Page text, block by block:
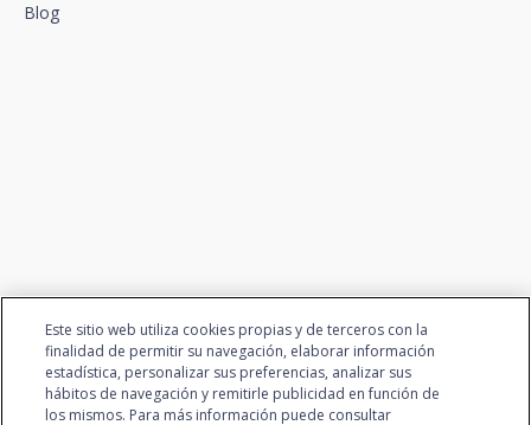
Blog
Este sitio web utiliza cookies propias y de terceros con la
finalidad de permitir su navegación, elaborar información
estadística, personalizar sus preferencias, analizar sus
hábitos de navegación y remitirle publicidad en función de
los mismos. Para más información puede consultar